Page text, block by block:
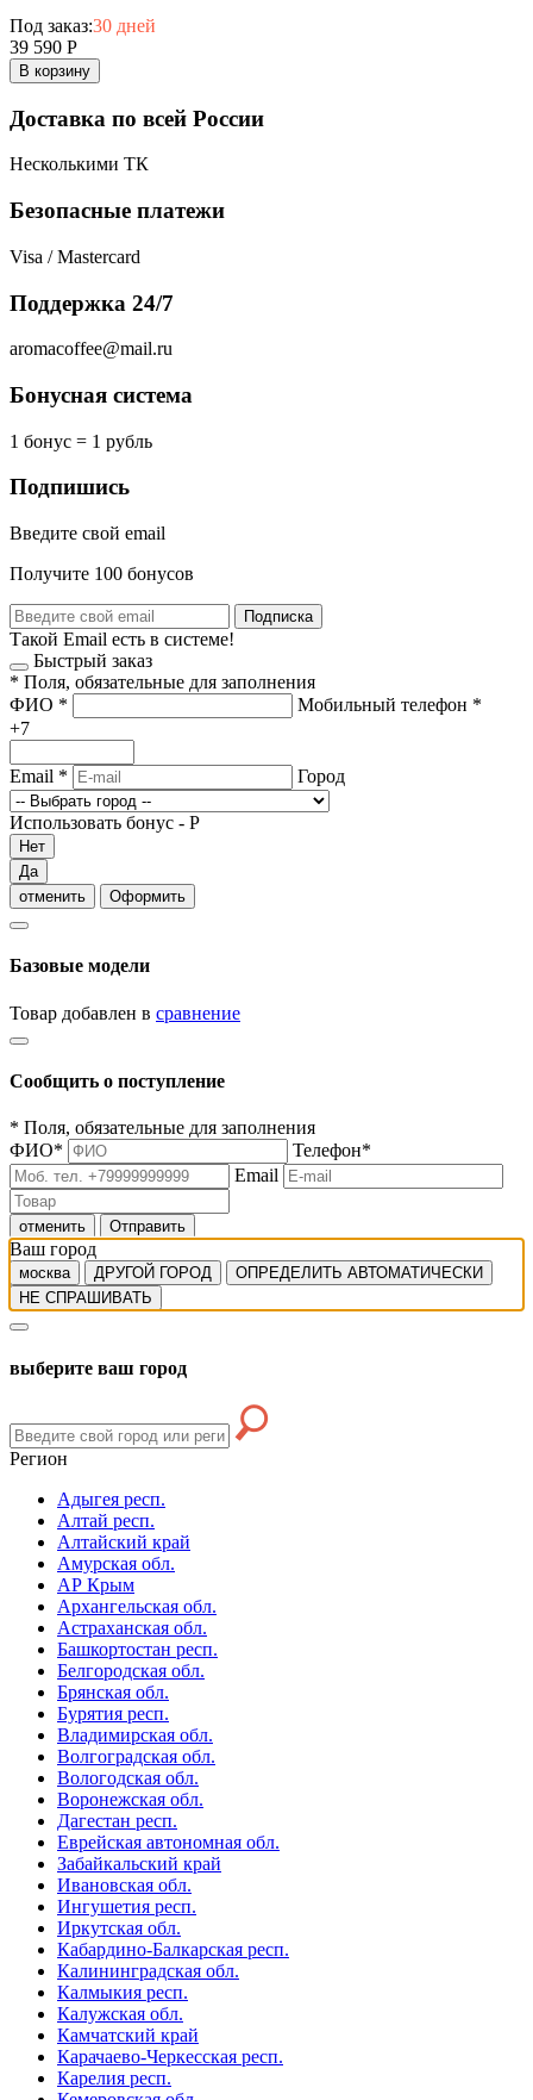
Под заказ:30 дней
39 590 Р
В корзину
Доставка по всей России
Несколькими ТК
Безопасные платежи
Visa / Mastercard
Поддержка 24/7
aromacoffee@mail.ru
Бонусная система
1 бонус = 1 рубль
Подпишись
Введите свой email
Получите 100 бонусов
Подписка
Такой Email есть в системе!
Быстрый заказ
* Поля, обязательные для заполнения
ФИО * Мобильный телефон *
+7
Email * Город
Использовать бонус - Р
Нет
Да
отменить
Оформить
Базовые модели
Товар добавлен в сравнение
Сообщить о поступление
* Поля, обязательные для заполнения
ФИО* Телефон*
Email
отменить Отправить
Ваш город
москва ДРУГОЙ ГОРОД
ОПРЕДЕЛИТЬ АВТОМАТИЧЕСКИ
НЕ СПРАШИВАТЬ
выберите ваш город
Регион
Адыгея респ.
Алтай респ.
Алтайский край
Амурская обл.
АР Крым
Архангельская обл.
Астраханская обл.
Башкортостан респ.
Белгородская обл.
Брянская обл.
Бурятия респ.
Владимирская обл.
Волгоградская обл.
Вологодская обл.
Воронежская обл.
Дагестан респ.
Еврейская автономная обл.
Забайкальский край
Ивановская обл.
Ингушетия респ.
Иркутская обл.
Кабардино-Балкарская респ.
Калининградская обл.
Калмыкия респ.
Калужская обл.
Камчатский край
Карачаево-Черкесская респ.
Карелия респ.